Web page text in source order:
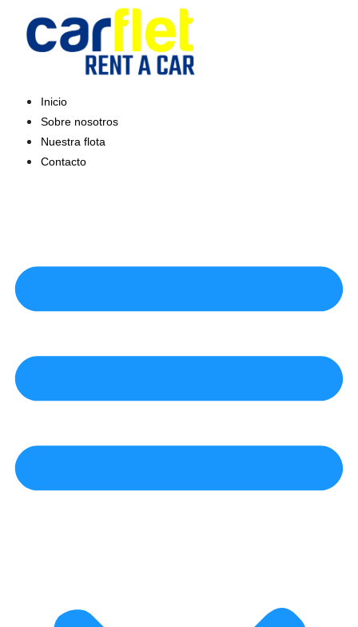
contenido
Inicio
Sobre nosotros
Nuestra flota
Contacto